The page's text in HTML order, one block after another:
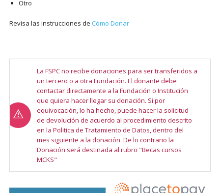
Otro
Revisa las instrucciones de Cómo Donar
La FSPC no recibe donaciones para ser transferidos a
un tercero o a otra Fundación. El donante debe
contactar directamente a la Fundación o Institución
que quiera hacer llegar su donación. Si por
equivocación, lo ha hecho, puede hacer la solicitud
de devolución de acuerdo al procedimiento descrito
en la Politica de Tratamiento de Datos, dentro del
mes siguiente a la donación. De lo contrario la
Donación será destinada al rubro "Becas cursos
MCKS"